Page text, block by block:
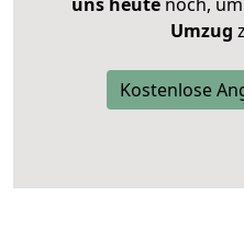
Umzug
Kostenlose